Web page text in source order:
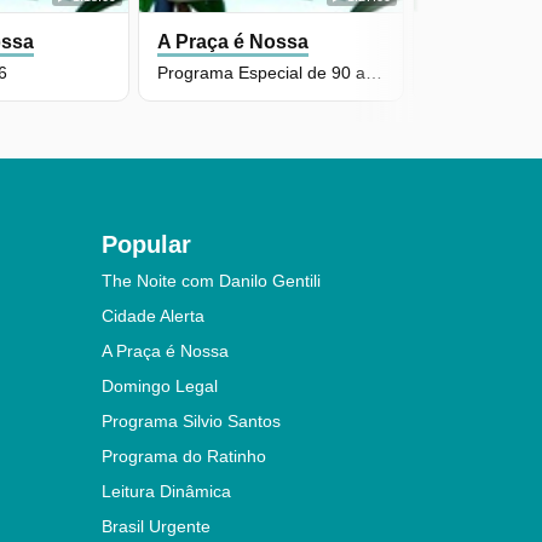
A Praça é Nossa
Popular
The Noite com Danilo Gentili
Cidade Alerta
A Praça é Nossa
Domingo Legal
Programa Silvio Santos
Programa do Ratinho
Leitura Dinâmica
Brasil Urgente